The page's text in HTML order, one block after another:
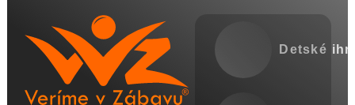
Detské